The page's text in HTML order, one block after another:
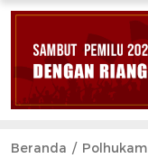
Beranda Polhukam